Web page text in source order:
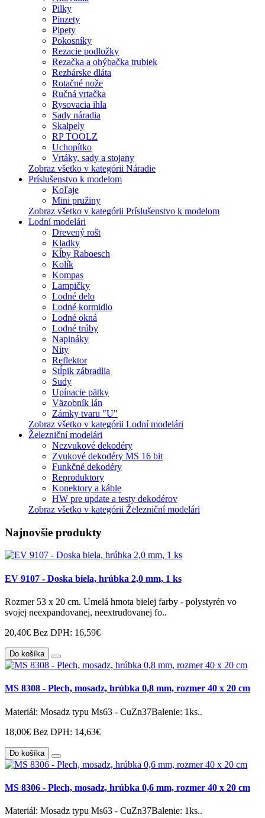
Pilky
Pinzety
Pipety
Pokosníky
Rezacie podložky
Rezačka a ohýbačka trubiek
Rezbárske dláta
Rotačné nože
Ručná vrtačka
Rysovacia ihla
Sady náradia
Skalpely
RP TOOLZ
Uchopítko
Vrtáky, sady a stojany
Zobraz všetko v kategórii Náradie
Príslušenstvo k modelom
Koľaje
Mini pružiny
Zobraz všetko v kategórii Príslušenstvo k modelom
Lodní modelári
Drevený rošt
Kladky
Kĺby Raboesch
Kolík
Kompas
Lampičky
Lodné delo
Lodné kormidlo
Lodné okná
Lodné trúby
Napináky
Nity
Reflektor
Stĺpik zábradlia
Sudy
Upínacie pätky
Väzobník lán
Zámky tvaru "U"
Zobraz všetko v kategórii Lodní modelári
Železniční modelári
Nezvukové dekodéry
Zvukové dekodéry MS 16 bit
Funkčné dekodéry
Reproduktory
Konektory a káble
HW pre update a testy dekodérov
Zobraz všetko v kategórii Železniční modelári
Najnovšie produkty
EV 9107 - Doska biela, hrúbka 2,0 mm, 1 ks
Rozmer 53 x 20 cm. Umelá hmota bielej farby - polystyrén vo
svojej neexpandovanej, neextrudovanej fo..
20,40€ Bez DPH: 16,59€
Do košíka
MS 8308 - Plech, mosadz, hrúbka 0,8 mm, rozmer 40 x 20 cm
Materiál: Mosadz typu Ms63 - CuZn37Balenie: 1ks..
18,00€ Bez DPH: 14,63€
Do košíka
MS 8306 - Plech, mosadz, hrúbka 0,6 mm, rozmer 40 x 20 cm
Materiál: Mosadz typu Ms63 - CuZn37Balenie: 1ks..